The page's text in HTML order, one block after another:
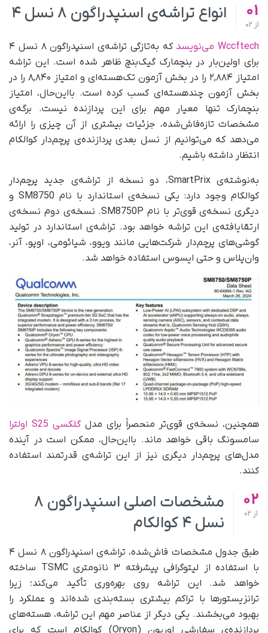
01
از
انواع تراشه‌ی اسنپدراگون ۸ نسل ۴
Wccftech می‌نویسد
که به‌تازگی تراشه‌ی اسنپدراگون ۸ نسل ۴
برای اولین‌بار در بنچمارک گیک‌بنچ ظاهر شده است. این تراشه
امتیاز ۲,۸۸۴ را در بخش آزمون تک‌هسته‌ای و امتیاز ۸,۸۴۰ را در
بخش آزمون چند‌هسته‌ای کسب کرده است. با‌این‌حال، امتیاز
بنچمارک تنها معیار مهم برای این پردازنده نیست. برگه‌ی
مشخصات تازه‌فاش‌شده، جزئیات بیشتری از آن چیزی را ارائه
می‌دهد که می‌توانیم از نسل بعدی پردازنده‌ی پرچم‌دار کوالکام
انتظار داشته باشیم.
به‌نوشته‌ی SmartPrix، دو نسخه از تراشه‌ی جدید پرچم‌دار
کوالکام وجود دارد: یکی نسخه‌ی استاندارد با نام SM8750 و
دیگری نسخه‌ی قوی‌تر با نام SM8750P. نسخه‌ی دوم نسخه‌ی
ارتقا‌یافته‌ی این تراشه خواهد بود. تراشه‌ی استاندارد در تولید
گوشی‌های پرچم‌دار شرکت‌هایی مانند ویوو، شیائومی، اوپو، آنر،
وان‌پلاس و حتی ایسوس استفاده خواهد شد.
همچنین، نسخه‌ی قوی‌تر منحصراً برای مدلگلکسی S25 اولترا
سامسونگ باقی خواهد ماند. بااین‌حال، ممکن است در آینده
مدل‌های پرچم‌دار دیگری نیز از این تراشه‌ی قدرتمند استفاده
کنند.
02
از
مشخصات اصلی اسنپدراگون ۸
نسل ۴ کوالکام
طبق جدول مشخصات فاش‌شده، تراشه‌ی اسنپدراگون ۸ نسل ۴
با استفاده از لیتوگرافی پیشرفته ۳ نانومتری TSMC ساخته
خواهد شد. این تراشه روی بهره‌وری تأکید می‌کند؛ زیرا
ترانزیستورها با تراکم بیشتری بسته‌بندی شده‌اند و عملکرد را
بهبود می‌بخشند. یکی دیگر از عناصر مهم این تراشه، هسته‌های
پردازنده‌ی سفارشی اوریون (Oryon) کوالکام است که برای